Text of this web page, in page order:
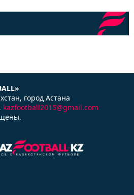
город Астана
kazfootball2015@gmail.com